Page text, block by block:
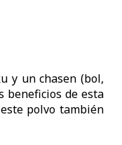
y un chasen (bol,
beneficios de esta
polvo también